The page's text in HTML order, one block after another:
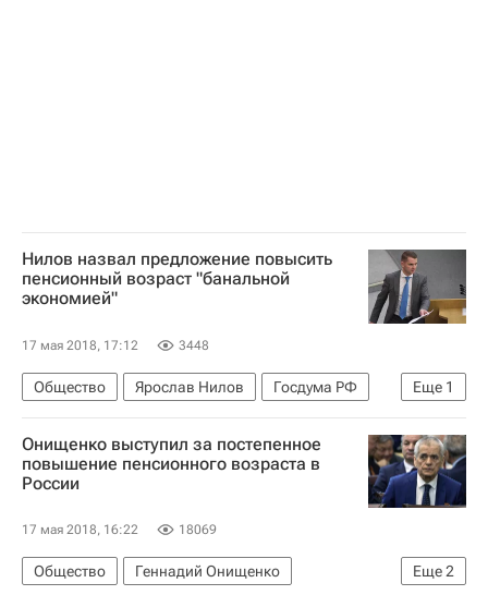
Нилов назвал предложение повысить
пенсионный возраст "банальной
экономией"
17 мая 2018, 17:12 3448
Еще 1
Общество Ярослав Нилов
Госдума РФ
Россия
Онищенко выступил за постепенное
повышение пенсионного возраста в
России
17 мая 2018, 16:22 18069
Еще2
Общество
Геннадий Онищенко